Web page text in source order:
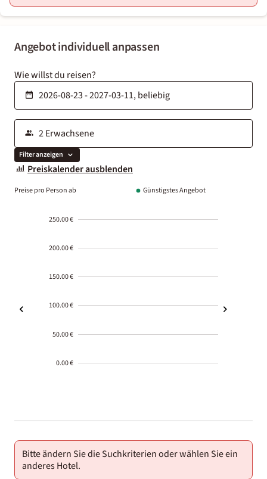
Angebot individuell anpassen
Wie willst du reisen?
Filter anzeigen
Preiskalender ausblenden
Preise pro Person ab Günstigstes Angebot
250.00 €
200.00 €
150.00 €
100.00 €
50.00 €
0.00 €
01-02
Bitte ändern Sie die Suchkriterien oder wählen Sie ein
anderes Hotel.